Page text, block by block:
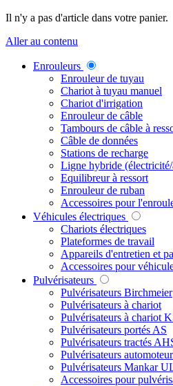
Il n'y a pas d'article dans votre panier.
Aller au contenu
Enrouleurs
Enrouleur de tuyau
Chariot à tuyau manuel
Chariot d'irrigation
Enrouleur de câble
Tambours de câble à
Câble de données
Stations de recharge
Ligne hybride
Equilibreur à ressort
Enrouleur de ruban
Accessoires pour
Véhicules électriques
Chariots électriques
Plateformes de travail
Appareils d'entretien et
Accessoires pour
Pulvérisateurs
Pulvérisateurs Birchmeier
Pulvérisateurs à chariot
Pulvérisateurs à chariot
Pulvérisateurs portés AS
Pulvérisateurs tractés
Pulvérisateurs
Pulvérisateurs Mankar
Accessoires pour